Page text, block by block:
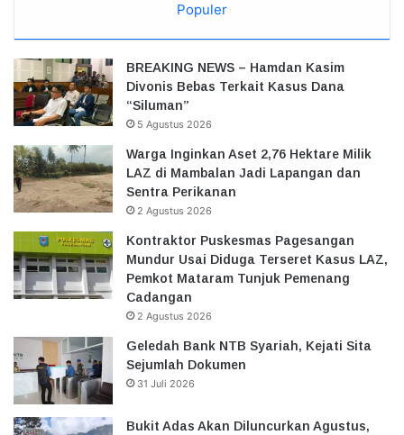
Populer
BREAKING NEWS – Hamdan Kasim
Divonis Bebas Terkait Kasus Dana
“Siluman”
5 Agustus 2026
Warga Inginkan Aset 2,76 Hektare Milik
LAZ di Mambalan Jadi Lapangan dan
Sentra Perikanan
2 Agustus 2026
Kontraktor Puskesmas Pagesangan
Mundur Usai Diduga Terseret Kasus LAZ,
Pemkot Mataram Tunjuk Pemenang
Cadangan
2 Agustus 2026
Geledah Bank NTB Syariah, Kejati Sita
Sejumlah Dokumen
31 Juli 2026
Bukit Adas Akan Diluncurkan Agustus,